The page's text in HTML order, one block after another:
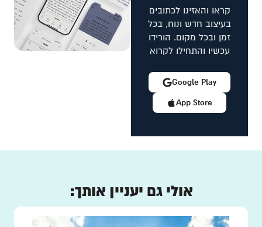
קראו והאזינו לכתובים
בעיצוב חדש ונוח, בכל
זמן ובכל מקום. הורידו
עכשיו והתחילו לקרוא
App Store
Google Play
אולי גם יעניין אותך: